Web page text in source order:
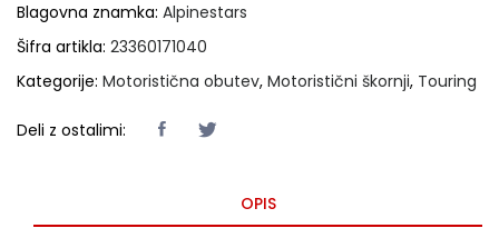
Blagovna znamka: Alpinestars
Šifra artikla: 23360171040
Kategorije: Motoristična obutev, Motoristični škornji, Touring
Deli z ostalimi:
OPIS